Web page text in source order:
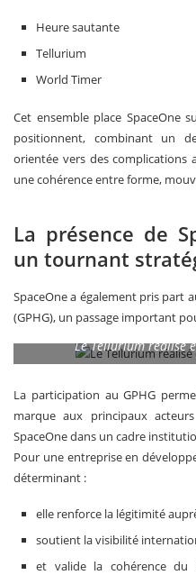
Heure sautante
Tellurium
World Timer
Cet ensemble place SpaceOne
positionnent, combinant un
orientée vers des complications
une cohérence entre forme,
La présence de
un tournant
SpaceOne a également pris part
(GPHG), un passage important
Le Tellurium réalisé
La participation au GPHG
marque aux principaux
SpaceOne dans un cadre
Pour une entreprise en
déterminant :
elle renforce la légitimité
soutient la visibilité
et valide la cohérence du